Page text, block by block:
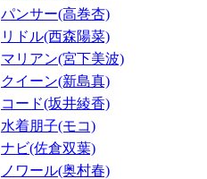
パンサー(高巻杏)
リドル(西森陽菜)
マリアン(宮下美波)
クイーン(新島真)
コード(坂井綾香)
水着朋子(モコ)
ナビ(佐倉双葉)
ノワール(奥村春)